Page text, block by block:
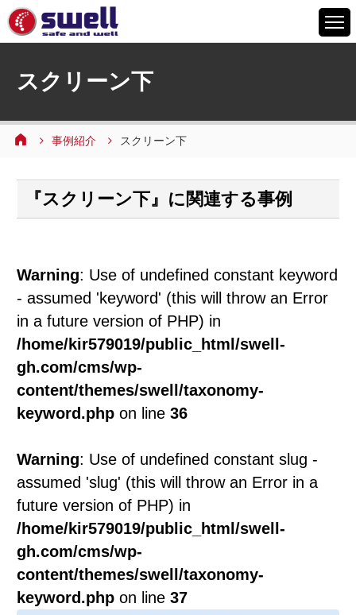
6つの特徴
設備案内
よくあるご質問
お問い合わせ
スクリーン下
事例紹介 スクリーン下
『スクリーン下』に関連する事例
Warning: Use of undefined constant keyword
- assumed 'keyword' (this will throw an Error
in a future version of PHP) in
/home/kir579019/public_html/swell-
gh.com/cms/wp-
content/themes/swell/taxonomy-
keyword.phpon line 36
Warning: Use of undefined constant slug -
assumed 'slug' (this will throw an Error in a
future version of PHP) in
/home/kir579019/public_html/swell-
gh.com/cms/wp-
content/themes/swell/taxonomy-
keyword.phpon line 37